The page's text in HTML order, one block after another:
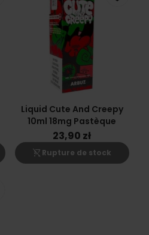
Liquid Cute And Creepy
10ml 18mg Pastèque
23,90 zł
shopping_cart_off Rupture de stock